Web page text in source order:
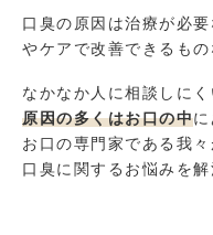
口臭の原因は治療が必
やケアで改善できるもの
なかなか人に相談しに
原因の多くはお口の中に
お口の専門家である我
口臭に関するお悩みを解